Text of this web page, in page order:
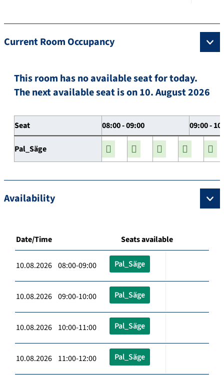
Current Room Occupancy
This room has no available seat for today.
The next available seat is on 10. August 2026
Seat 08:00 - 09:00 09:00 -
Pal_Säge
Availability
Date/Time Seats available
10.08.2026 08:00-09:00 Pal_Säge
10.08.2026 09:00-10:00 Pal_Säge
10.08.2026 10:00-11:00 Pal_Säge
10.08.2026 11:00-12:00 Pal_Säge